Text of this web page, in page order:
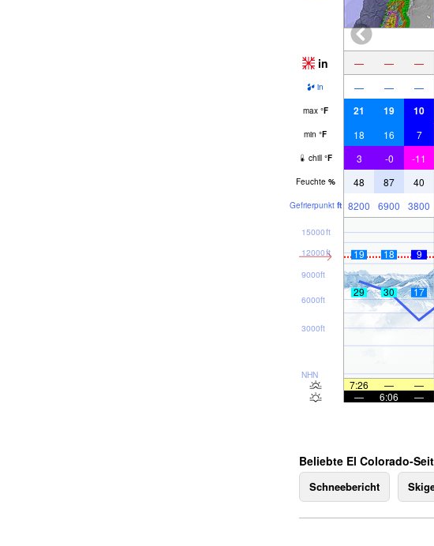
in — — —
in — — —
max °F 21 19 10
min °F 18 16 7
chill °F 3 -0 -11
Feuchte % 48 87 40
Gefrier­punkt ft 8200 6900 3800
NHN
3000ft
6000ft
9000ft
12000ft
15000ft
19 18 9
29 30 17
7:26 — —
—
6:06 —
Beliebte El Colorado-
Schneebericht